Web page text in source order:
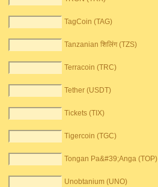
TagCoin (TAG)
Tanzanian शिलिंग (TZS)
Terracoin (TRC)
Tether (USDT)
Tickets (TIX)
Tigercoin (TGC)
Tongan Pa&#39;Anga (TOP)
Unobtanium (UNO)